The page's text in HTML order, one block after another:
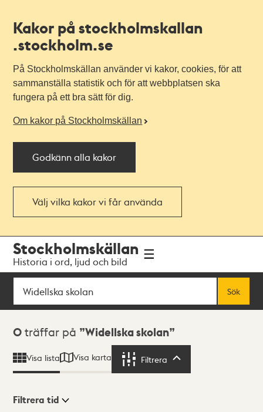
Kakor på stockholmskallan
.stockholm.se
På Stockholmskällan använder vi kakor, cookies, för att
sammanställa statistik och för att webbplatsen ska
fungera på ett bra sätt för dig.
Om kakor på Stockholmskällan
Godkänn alla kakor
Välj vilka kakor vi får använda
navigationen
huvudinnehållet
Stockholmskällan
Historia i ord, ljud och bild
Sök
Sök
Sökresultat
0 träffar på Widellska skolan
Visa lista Visa karta Filtrera
Filtrera tid